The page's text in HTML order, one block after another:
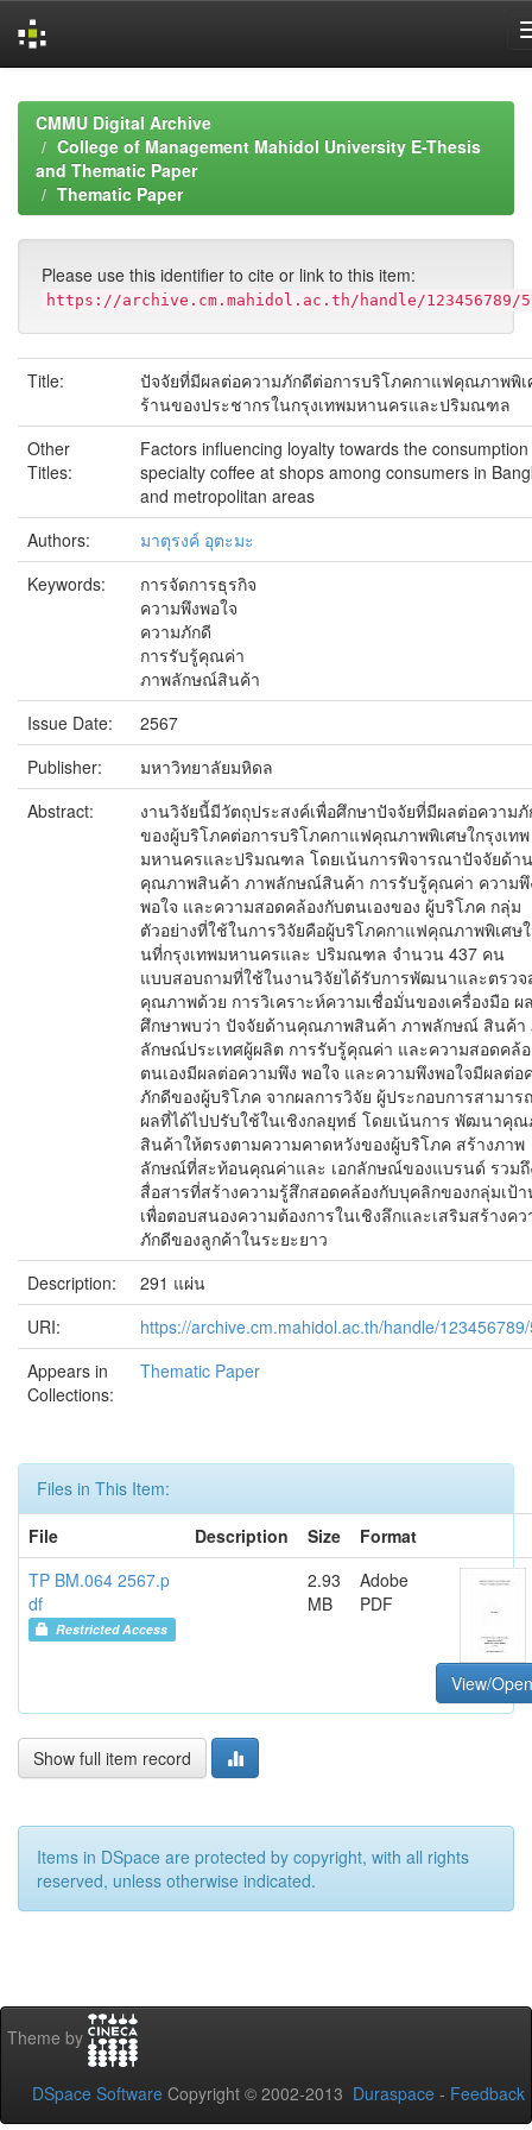
navigationCMMU Digital Archive
College of Management Mahidol University E-Thesis
and Thematic Paper
Thematic Paper
Please use this identifier to cite or link to this item:
https://archive.cm.mahidol.ac.th/handle/123456789/
Title:
ปัจจัยที่มีผลต่อความภักดีต่อการบริโภคกาแฟคุณภาพพิ
ร้านของประชากรในกรุงเทพมหานครและปริมณฑล
Other
Titles:
Factors influencing loyalty towards the
specialty coffee at shops among consumers in
and metropolitan areas
Authors:
มาตุรงค์ อุตะมะ
Keywords:
การจัดการธุรกิจ
ความพึงพอใจ
ความภักดี
การรับรู้คุณค่า
ภาพลักษณ์สินค้า
Issue Date:
2567
Publisher:
มหาวิทยาลัยมหิดล
Abstract:
งานวิจัยนี้มีวัตถุประสงค์เพื่อศึกษาปัจจัยที่มีผลต่อความ
ของผู้บริโภคต่อการบริโภคกาแฟคุณภาพพิเศษใกรุงเทพ
มหานครและปริมณฑล โดยเน้นการพิจารณาปัจจัยด้าน
คุณภาพสินค้า ภาพลักษณ์สินค้า การรับรู้คุณค่า ความพึ
พอใจ และความสอดคล้องกับตนเองของ ผู้บริโภค กลุ่ม
ตัวอย่างที่ใช้ในการวิจัยคือผู้บริโภคกาแฟคุณภาพพิเศษ
นที่กรุงเทพมหานครและ ปริมณฑล จำนวน 437 คน
แบบสอบถามที่ใช้ในงานวิจัยได้รับการพัฒนาและตรวจ
คุณภาพด้วย การวิเคราะห์ความเชื่อมั่นของเครื่องมือ ผ
ศึกษาพบว่า ปัจจัยด้านคุณภาพสินค้า ภาพลักษณ์ สินค้า
ลักษณ์ประเทศผู้ผลิต การรับรู้คุณค่า และความสอดคล้
ตนเองมีผลต่อความพึง พอใจ และความพึงพอใจมีผลต่อ
ภักดีของผู้บริโภค จากผลการวิจัย ผู้ประกอบการสามาร
ผลที่ได้ไปปรับใช้ในเชิงกลยุทธ์ โดยเน้นการ พัฒนาคุ
สินค้าให้ตรงตามความคาดหวังของผู้บริโภค สร้างภาพ
ลักษณ์ที่สะท้อนคุณค่าและ เอกลักษณ์ของแบรนด์ รวมถึ
สื่อสารที่สร้างความรู้สึกสอดคล้องกับบุคลิกของกลุ่มเป้
เพื่อตอบสนองความต้องการในเชิงลึกและเสริมสร้างค
ภักดีของลูกค้าในระยะยาว
Description:
291 แผ่น
URI:
https://archive.cm.mahidol.ac.th/handle/
Appears in
Collections:
Thematic Paper
Files in This Item:
File
Description Size
Format
TP BM.064 2567.p
df
Restricted Access
2.93
MB
Adobe
PDF
View/Open
Show full item record
Items in DSpace are protected by copyright, with all rights
reserved, unless otherwise indicated.
Theme by
DSpace Software Copyright © 2002-2013 Duraspace - Feedback